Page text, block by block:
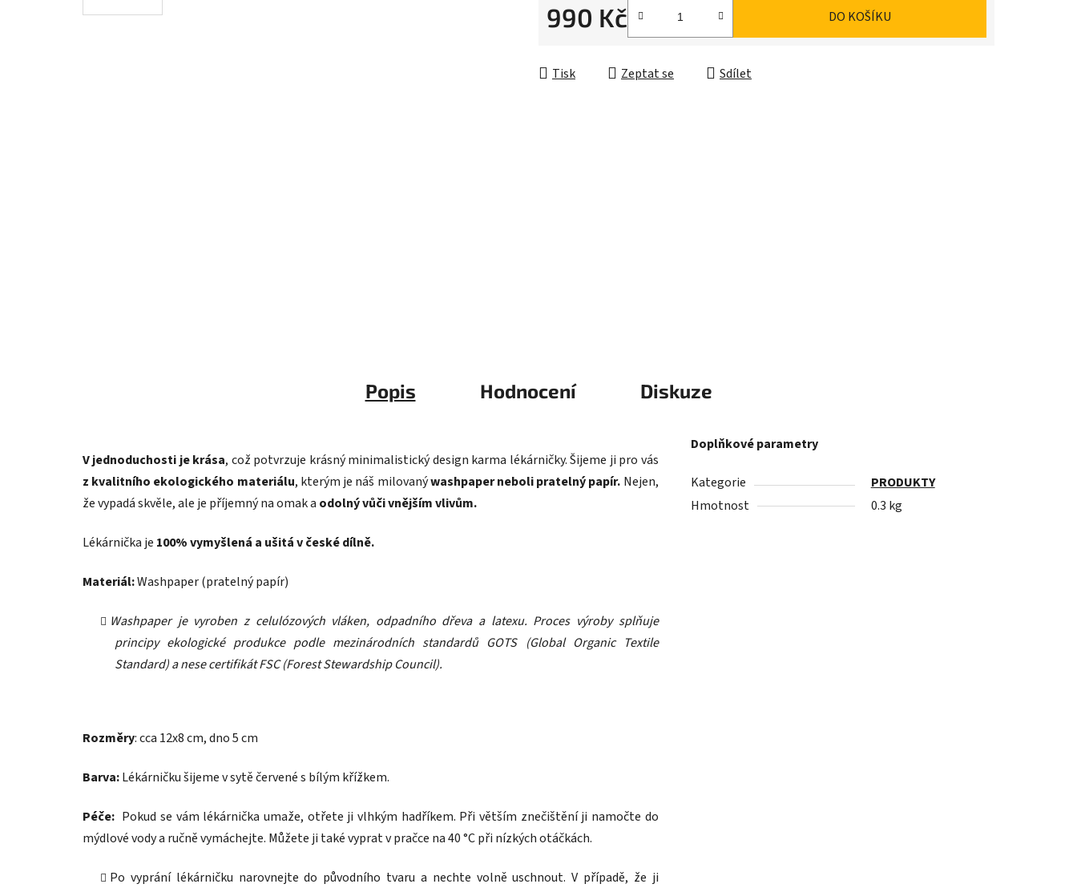
990 Kč DO KOŠÍKU
Tisk Zeptat se Sdílet
Popis Hodnocení Diskuze
V jednoduchosti je krása, což potvrzuje krásný minimalistický design karma lékárničky. Šijeme ji pro vás
z kvalitního ekologického materiálu, kterým je náš milovanýwashpaper neboli pratelný papír. Nejen,
že vypadá skvěle, ale je příjemný na omak a odolný vůči vnějším vlivům.
Lékárnička je 100% vymyšlená a ušitá v české dílně.
Materiál:Washpaper (pratelný papír)
Washpaper je vyroben z celulózových vláken, odpadního dřeva a latexu. Proces výroby splňuje
principy ekologické produkce podle mezinárodních standardů GOTS (Global Organic Textile
Standard) a nese certifikát FSC (Forest Stewardship Council).
Rozměry: cca 12x8 cm, dno 5 cm
Barva:Lékárničku šijeme v sytě červené s bílým křížkem.
Péče: Pokud se vám lékárnička umaže, otřete ji vlhkým hadříkem. Při větším znečištění ji namočte do
mýdlové vody a ručně vymáchejte. Můžete ji také vyprat v pračce na 40 °C při nízkých otáčkách.
Po vyprání lékárničku narovnejte do původního tvaru a nechte volně uschnout. V případě, že ji
Doplňkové parametry
Kategorie
PRODUKTY
Hmotnost
0.3 kg